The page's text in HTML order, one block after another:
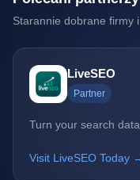
Starannie dobrane firmy
LiveSEO
Partner
Turn your search
Visit LiveSEO Today